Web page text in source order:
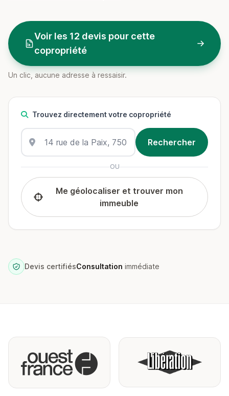
Voir les 12 devis pour cette
copropriété
Un clic, aucune adresse à ressaisir.
Trouvez directement votre copropriété
OU
Me géolocaliser et trouver mon
immeuble
Devis certifiésConsultation immédiate